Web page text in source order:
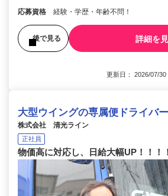
応募資格 経験・学歴・年齢不問！
後で見る 詳細を
更新日： 2026/07/
大型ウイングの専属便ドライバー
株式会社 清光ライン
正社員
物価高に対応し、日給大幅UP！！！